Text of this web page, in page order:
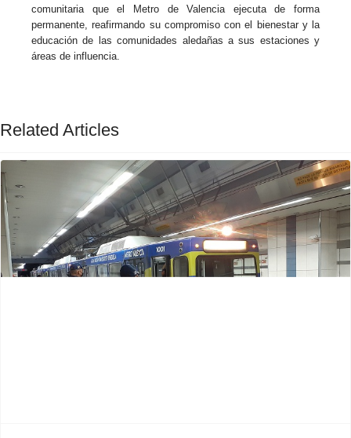
comunitaria que el Metro de Valencia ejecuta de forma
permanente, reafirmando su compromiso con el bienestar y la
educación de las comunidades aledañas a sus estaciones y
áreas de influencia.
Related Articles